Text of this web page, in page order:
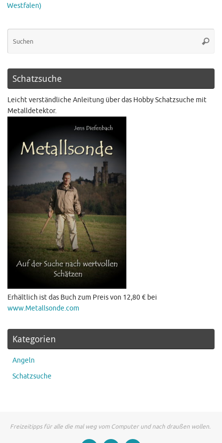
Westfalen)
Schatzsuche
Leicht verständliche Anleitung über das Hobby Schatzsuche mit
Metalldetektor.
Erhältlich ist das Buch zum Preis von 12,80 € bei
www.Metallsonde.com
Kategorien
Angeln
Schatzsuche
Freizeitipps für alle die mal weg vom Computer und nach draußen wollen.